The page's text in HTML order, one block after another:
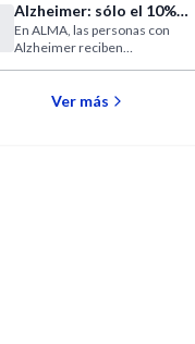
Alzheimer: sólo el 10%
de los pacientes está en
tratamiento
En ALMA, las personas con
Alzheimer reciben
Ver más